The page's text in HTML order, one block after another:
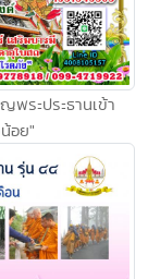
ระประธานเข้า
อย"